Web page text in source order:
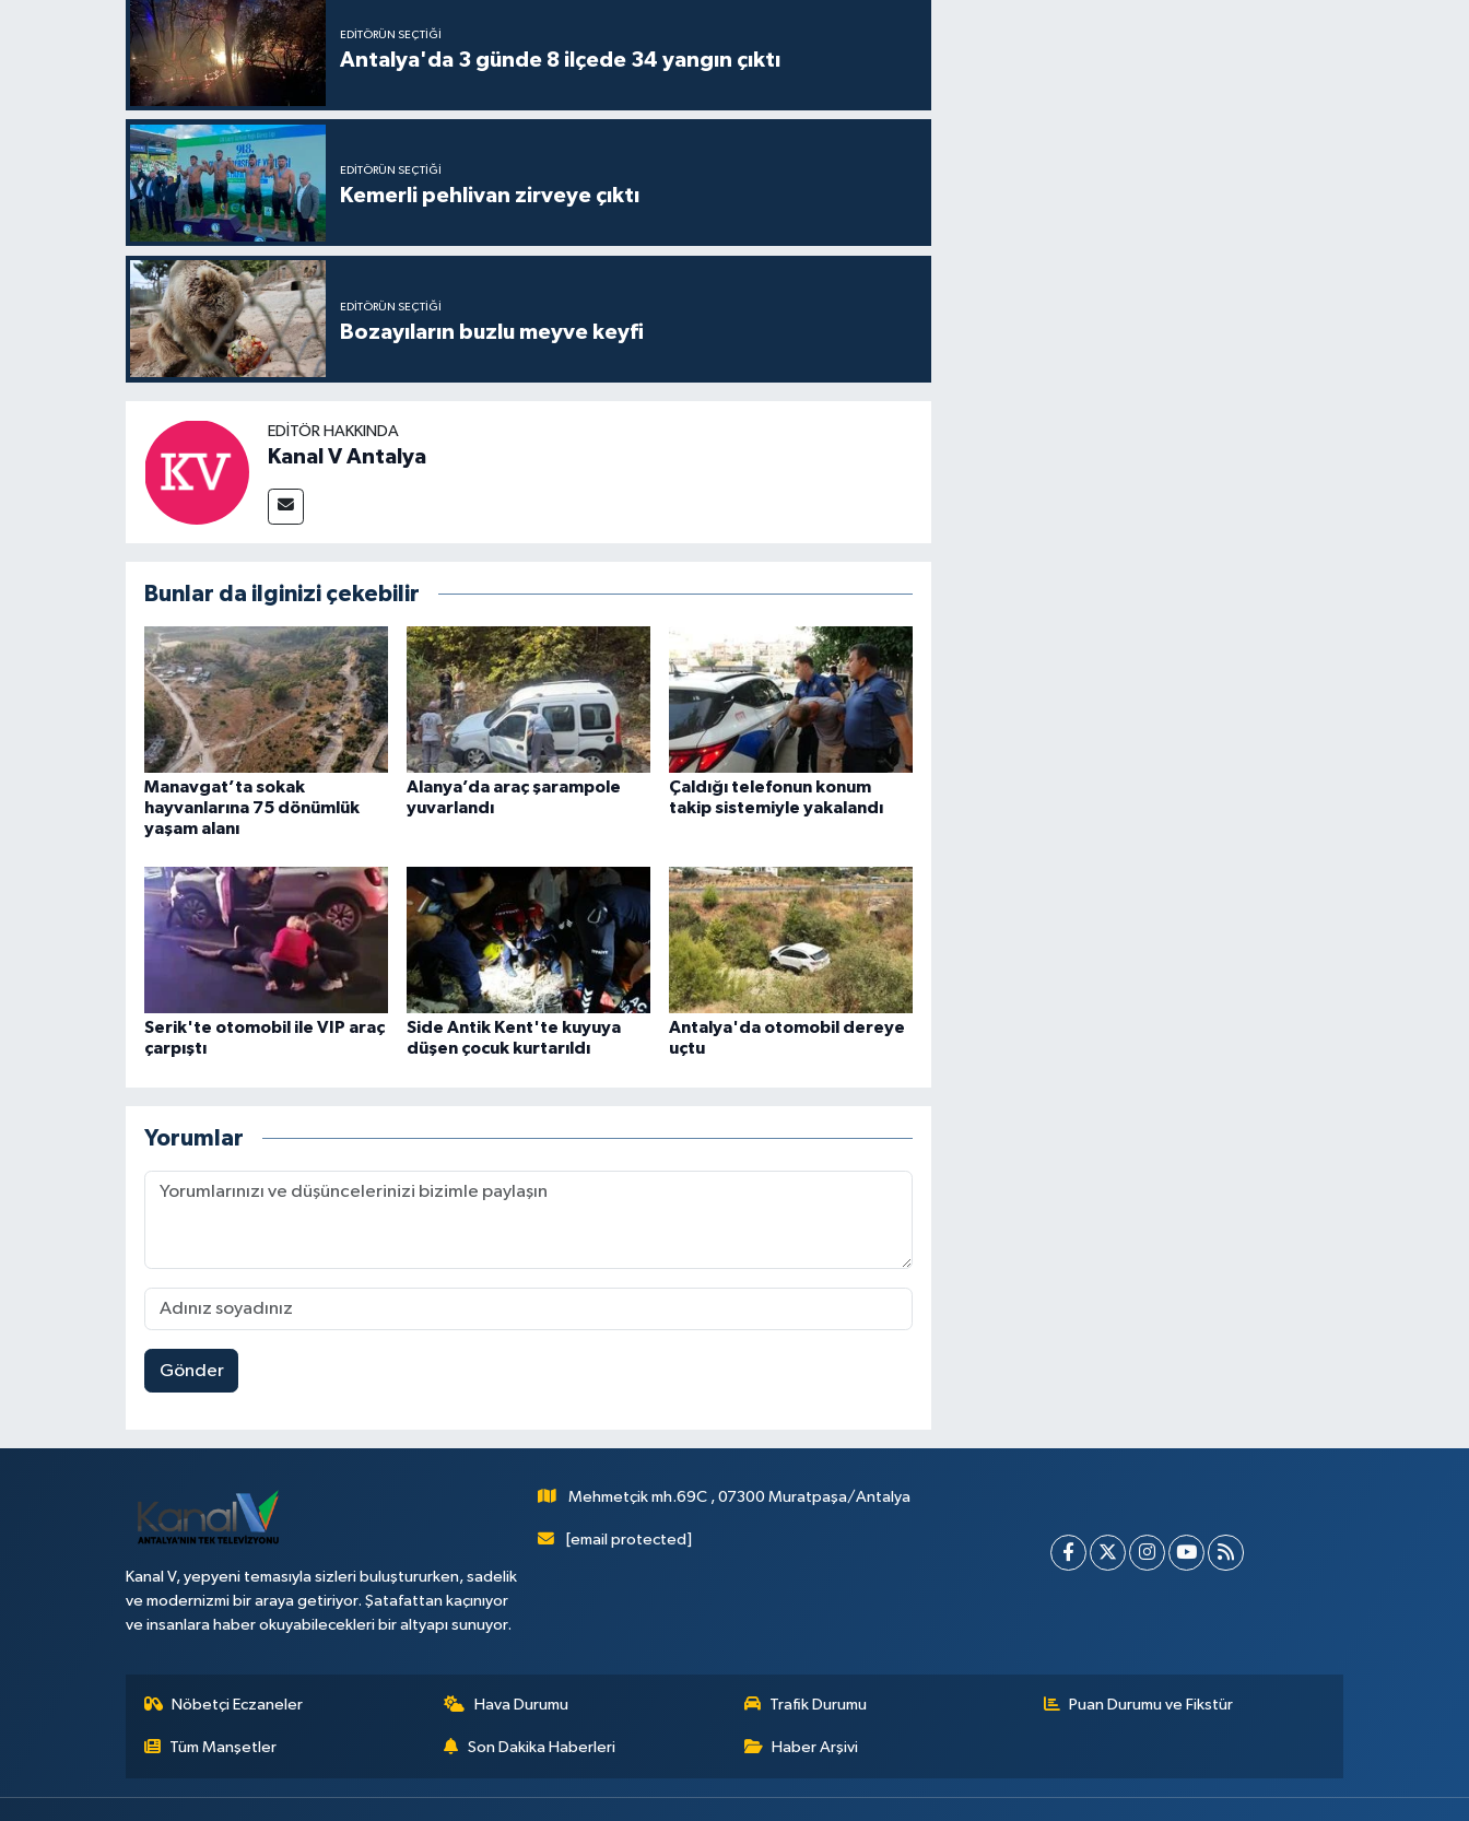
EDITÖRÜN SEÇTIĞI
Antalya'da 3 günde 8 ilçede 34 yangın çıktı
EDITÖRÜN SEÇTIĞI
Kemerli pehlivan zirveye çıktı
EDITÖRÜN SEÇTIĞI
Bozayıların buzlu meyve keyfi
EDITÖR HAKKINDA
Kanal V Antalya
Bunlar da ilginizi çekebilir
Manavgat’ta sokak
hayvanlarına 75 dönümlük
yaşam alanı
Alanya’da araç şarampole
yuvarlandı
Çaldığı telefonun konum
takip sistemiyle yakalandı
Serik'te otomobil ile VIP araç
çarpıştı
Side Antik Kent'te kuyuya
düşen çocuk kurtarıldı
Antalya'da otomobil dereye
uçtu
Yorumlar
Gönder
Kanal V, yepyeni temasıyla sizleri buluştururken, sadelik
ve modernizmi bir araya getiriyor. Şatafattan kaçınıyor
ve insanlara haber okuyabilecekleri bir altyapı sunuyor.
Mehmetçik mh.69C , 07300 Muratpaşa/Antalya
[email protected]
Nöbetçi Eczaneler Hava Durumu Trafik Durumu Puan Durumu ve Fikstür
Tüm Manşetler Son Dakika Haberleri Haber Arşivi